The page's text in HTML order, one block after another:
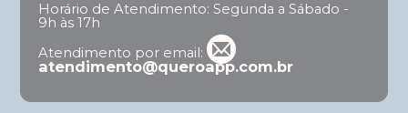
Apps
Horário de Atendimento: Segunda a Sábado -
9h às 17h
Atendimento por email:
atendimento@queroapp.com.br